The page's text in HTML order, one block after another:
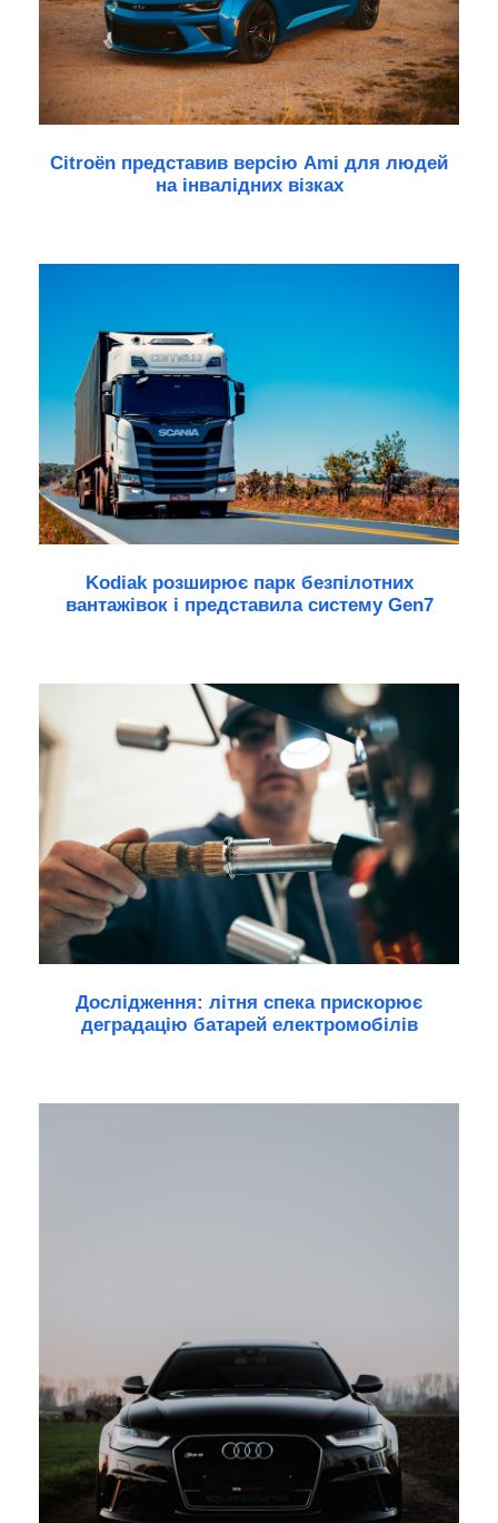
Citroën представив версію Ami для людей
на інвалідних візках
Kodiak розширює парк безпілотних
вантажівок і представила систему Gen7
Дослідження: літня спека прискорює
деградацію батарей електромобілів